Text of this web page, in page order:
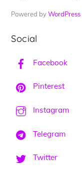
Powered byWordPress
Social
Facebook
Pinterest
Instagram
Telegram
Twitter